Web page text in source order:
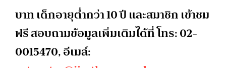
บาท เด็กอายุต่ำกว่า 10 ปี และสมาชิก เข้าชม
ฟรี สอบถามข้อมูลเพิ่มเติมได้ที่ โทร: 02-
0015470, อีเมล์: